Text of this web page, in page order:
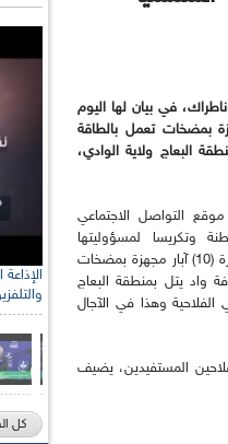
في بيان لها اليوم
(10) آبار مجهزة بمضخات تعمل بالطاقة
البعاج ولاية الوادي،
التواصل الاجتماعي
وتكريسا لمسؤوليتها
الاجتماعية، قامت سوناطراك بحفر عشرة (10) آبار مجهزة بمضخات
واد يتل بمنطقة البعاج
وهذا في الآجال
تحت تصرف الفلاحين المستفيدين، يضيف
كل